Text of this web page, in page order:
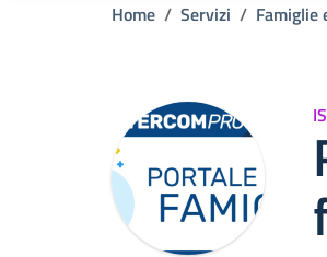
Home Servizi Famiglie